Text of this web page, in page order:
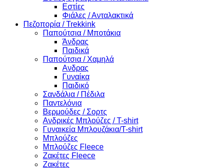
Εστίες
Φιάλες / Ανταλακτικά
Πεζοπορία / Trekkink
Παπούτσια / Μποτάκια
Άνδρας
Παιδικά
Παπούτσια / Χαμηλά
Ανδρας
Γυναίκα
Παιδικό
Σανδάλια / Πέδιλα
Παντελόνια
Βερμούδες / Σορτς
Ανδρικές Μπλούζες / T-shirt
Γυναικεία Μπλουζάκια/T-shirt
Μπλούζες
Μπλούζες Fleece
Ζακέτες Fleece
Ζακέτες